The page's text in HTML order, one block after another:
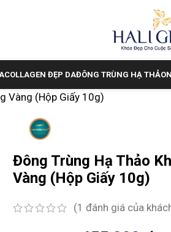
COLLAGEN ĐẸP DAĐÔNG TRÙNG HẠ THẢO
Vàng (Hộp Giấy 10g)
Đông Trùng Hạ Thảo
Vàng (Hộp Giấy 10g)
(1 đánh giá của